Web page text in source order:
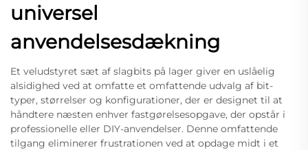
universel
anvendelsesdækning
Et veludstyret sæt af slagbits på lager giver en uslåelig
alsidighed ved at omfatte et omfattende udvalg af bit-
typer, størrelser og konfigurationer, der er designet til at
håndtere næsten enhver fastgørelsesopgave, der opstår i
professionelle eller DIY-anvendelser. Denne omfattende
tilgang eliminerer frustrationen ved at opdage midt i et